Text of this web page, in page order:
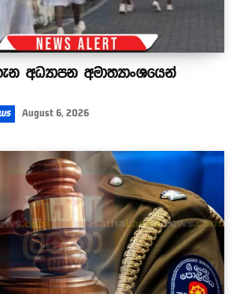
අධ්‍යාපන අමාත්‍යාංශයෙන්
August 6, 2026